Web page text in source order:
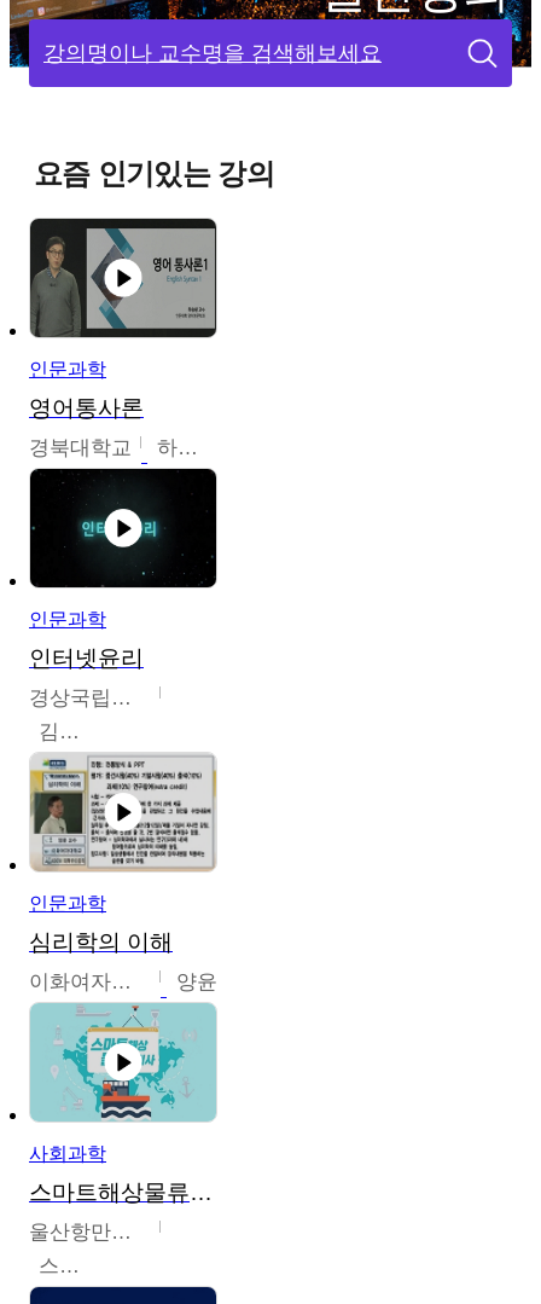
강의명이나 교수명을 검색해보세요
요즘 인기있는 강의
인문과학
영어통사론
경북대학교 하승완
인문과학
인터넷윤리
경상국립대학교
김대군
인문과학
심리학의 이해
이화여자대학교 양윤
사회과학
스마트해상물류관리사 교육과정2
울산항만공사
스마트해상물류관리사 교육위원회